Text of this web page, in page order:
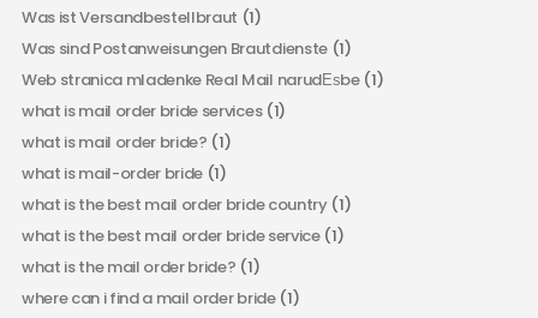
Was ist Versandbestellbraut (1)
Was sind Postanweisungen Brautdienste(1)
Web stranica mladenke Real Mail narudЕѕbe(1)
what is mail order bride services(1)
what is mail order bride? (1)
what is mail-order bride (1)
what is the best mail order bride country(1)
what is the best mail order bride service(1)
what is the mail order bride? (1)
where can i find a mail order bride(1)